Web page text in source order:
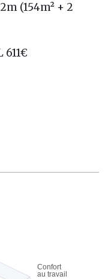
(154m² + 2
611€